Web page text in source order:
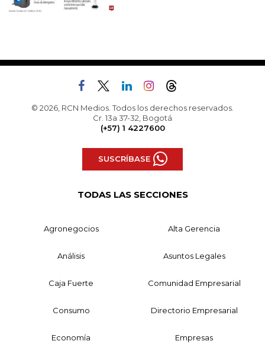
© 2026, RCN Medios. Todos los derechos reservados.
Cr. 13a 37-32, Bogotá
(+57) 1 4227600
SUSCRÍBASE
TODAS LAS SECCIONES
Agronegocios Alta Gerencia
Análisis Asuntos Legales
Caja Fuerte Comunidad Empresarial
Consumo Directorio Empresarial
Economía Empresas